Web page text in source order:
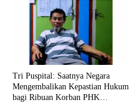
Tri Puspital: Saatnya Negara
Mengembalikan Kepastian Hukum
bagi Ribuan Korban PHK